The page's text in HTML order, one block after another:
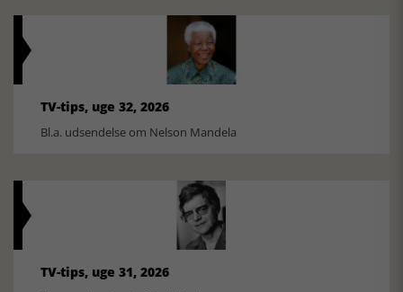
TV-tips, uge 32, 2026
Bl.a. udsendelse om Nelson Mandela
TV-tips, uge 31, 2026